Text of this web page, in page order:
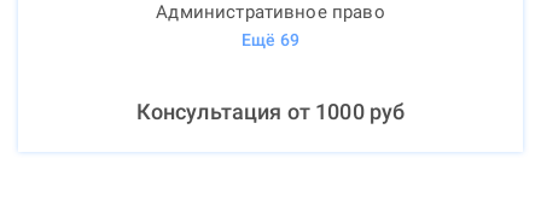
Административное право
Ещё 69
Консультация от 1000руб